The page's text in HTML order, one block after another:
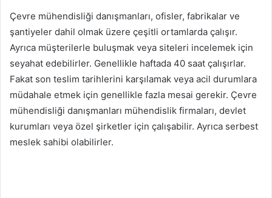
Çevre mühendisliği danışmanları, ofisler, fabrikalar ve
şantiyeler dahil olmak üzere çeşitli ortamlarda çalışır.
Ayrıca müşterilerle buluşmak veya siteleri incelemek için
seyahat edebilirler. Genellikle haftada 40 saat çalışırlar.
Fakat son teslim tarihlerini karşılamak veya acil durumlara
müdahale etmek için genellikle fazla mesai gerekir. Çevre
mühendisliği danışmanları mühendislik firmaları, devlet
kurumları veya özel şirketler için çalışabilir. Ayrıca serbest
meslek sahibi olabilirler.